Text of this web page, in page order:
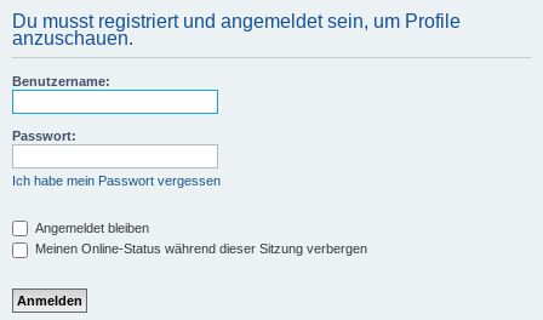
Du musst registriert und angemeldet sein, um Profile
anzuschauen.
Benutzername:
Passwort:
Ich habe mein Passwort vergessen
Angemeldet bleiben
Meinen Online-Status während dieser Sitzung verbergen